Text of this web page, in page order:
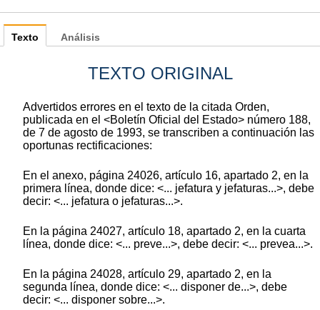
Texto
TEXTO ORIGINAL
Advertidos errores en el texto de la citada Orden,
publicada en el <Boletín Oficial del Estado> número 188,
de 7 de agosto de 1993, se transcriben a continuación las
oportunas rectificaciones:
En el anexo, página 24026, artículo 16, apartado 2, en la
primera línea, donde dice: <... jefatura y jefaturas...>, debe
decir: <... jefatura o jefaturas...>.
En la página 24027, artículo 18, apartado 2, en la cuarta
línea, donde dice: <... preve...>, debe decir: <... prevea...>.
En la página 24028, artículo 29, apartado 2, en la
segunda línea, donde dice: <... disponer de...>, debe
decir: <... disponer sobre...>.
Análisis